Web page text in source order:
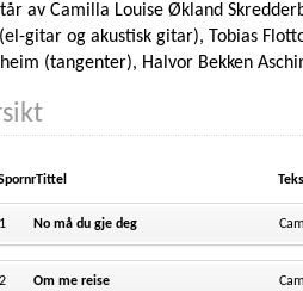
av Camilla Louise Økland
gitar og akustisk gitar), Tobias
(tangenter), Halvor Bekken
Tittel
1 No må du gje deg
2 Om me reise